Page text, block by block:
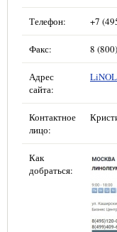
Телефон: +7
Факс: 8
Адрес
сайта:
Контактное
лицо:
Как
добраться: